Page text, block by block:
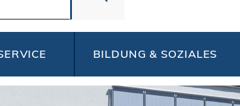
BILDUNG & SOZIALES